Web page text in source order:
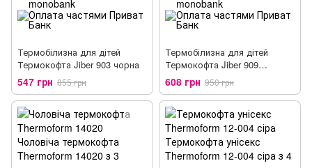
Термобілизна для дітей
Термокофта Jiber 903 чорна
547 грн 855 грн
Термобілизна для дітей
Термокофта Jiber 909
бордовий
608 грн 950 грн